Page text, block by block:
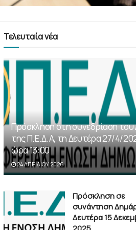
Τελευταία νέα
Πρόσκληση στη συνεδρίαση
της Π.Ε.Δ.Α, τη Δευτέρα 27/4/
ώρα 13:00
24 ΑΠΡΙΛΊΟΥ 2026
Πρόσκληση σε
συνάντηση
Δευτέρα 15